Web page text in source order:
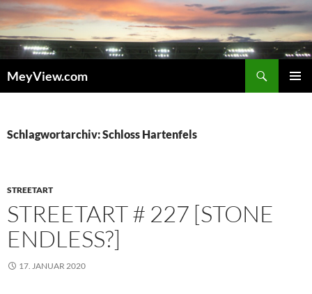
Zum
Inhalt
springen
MeyView.com
Schlagwortarchiv: Schloss Hartenfels
STREETART
STREETART # 227 [STONE
ENDLESS?]
17. JANUAR 2020